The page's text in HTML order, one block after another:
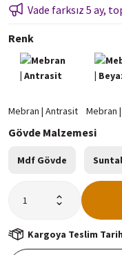
Vade farksız 5 ay,
Renk
Gövde Malzemesi
Mdf Gövde
Kargoya Teslim